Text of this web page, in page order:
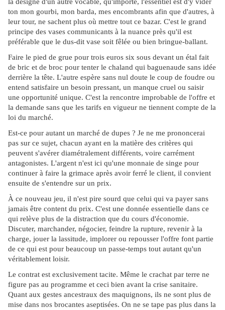
ton mon gourbi, mon barda, mes encombrants afin que d'autres, à
leur tour, ne sachent plus où mettre tout ce bazar. C'est le grand
principe des vases communicants à la nuance près qu'il est
préférable que le dus-dit vase soit fêlée ou bien bringue-ballant.
Faire le pied de grue pour trois euros six sous devant un étal fait
de bric et de broc pour tenter le chaland qui baguenaude sans idée
derrière la tête. L'autre espère sans nul doute le coup de foudre ou
entend satisfaire un besoin pressant, un manque cruel ou saisir
une opportunité unique. C'est la rencontre improbable de l'offre et
la demande sans que les tarifs en vigueur ne tiennent compte de la
loi du marché.
Est-ce pour autant un marché de dupes ? Je ne me prononcerai
pas sur ce sujet, chacun ayant en la matière des critères qui
peuvent s'avérer diamétralement différents, voire carrément
antagonistes. L'argent n'est ici qu'une monnaie de singe pour
continuer à faire la grimace après avoir ferré le client, il convient
ensuite de s'entendre sur un prix.
À ce nouveau jeu, il n'est pire sourd que celui qui va payer sans
jamais être content du prix. C'est une donnée essentielle dans ce
qui relève plus de la distraction que du cours d'économie.
Discuter, marchander, négocier, feindre la rupture, revenir à la
charge, jouer la lassitude, implorer ou repousser l'offre font partie
de ce qui est pour beaucoup un passe-temps tout autant qu'un
véritablement loisir.
Le contrat est exclusivement tacite. Même le crachat par terre ne
figure pas au programme et ceci bien avant la crise sanitaire.
Quant aux gestes ancestraux des maquignons, ils ne sont plus de
mise dans nos brocantes aseptisées. On ne se tape pas plus dans la